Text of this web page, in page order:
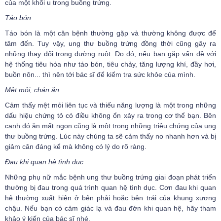
của một khối u trong buồng trứng.
Táo bón
Táo bón là một căn bệnh thường gặp và thường không được để
tâm đến. Tuy vậy, ung thư buồng trứng đồng thời cũng gây ra
những thay đổi trong đường ruột. Do đó, nếu bạn gặp vấn đề với
hệ thống tiêu hóa như táo bón, tiêu chảy, tăng lượng khí, đầy hơi,
buồn nôn... thì nên tới bác sĩ để kiểm tra sức khỏe của mình.
Mệt mỏi, chán ăn
Cảm thấy mệt mỏi liên tục và thiếu năng lượng là một trong những
dấu hiệu chứng tỏ có điều không ổn xảy ra trong cơ thể bạn. Bên
cạnh đó ăn mất ngon cũng là một trong những triệu chứng của ung
thư buồng trứng. Lúc này chúng ta sẽ cảm thấy no nhanh hơn và bị
giảm cân đáng kể mà không có lý do rõ ràng.
Đau khi quan hệ tình dục
Những phụ nữ mắc bệnh ung thư buồng trứng giai đoạn phát triển
thường bị đau trong quá trình quan hệ tình dục. Cơn đau khi quan
hệ thường xuất hiện ở bên phải hoặc bên trái của khung xương
chậu. Nếu bạn có cảm giác lạ và đau đớn khi quan hệ, hãy tham
khảo ý kiến của bác sĩ nhé.